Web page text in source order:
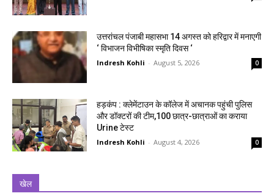
उत्तरांचल पंजाबी महासभा 14 अगस्त को हरिद्वार में मनाएगी
‘ विभाजन विभीषिका स्मृति दिवस ‘
Indresh Kohli - August 5, 2026 0
हड़कंप : क्लेमेंटाउन के कॉलेज में अचानक पहुंची पुलिस
और डॉक्टरों की टीम,100 छात्र-छात्राओं का कराया
Urine टेस्ट
Indresh Kohli - August 4, 2026 0
खेल